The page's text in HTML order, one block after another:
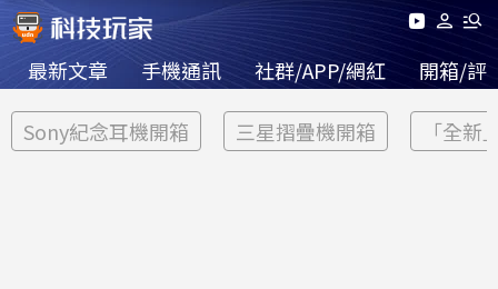
最新文章 手機通訊 社群/APP/網紅 開箱/評
Sony紀念耳機開箱 三星摺疊機開箱 「全新